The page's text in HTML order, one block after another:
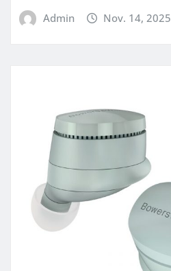
Admin Nov. 14, 2025